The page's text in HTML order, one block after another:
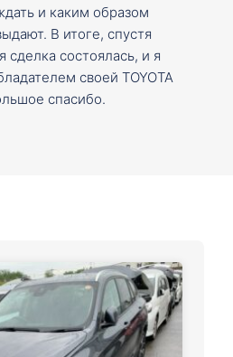
и каким образом
В итоге, спустя
состоялась, и я
своей TOYOTA
спасибо.